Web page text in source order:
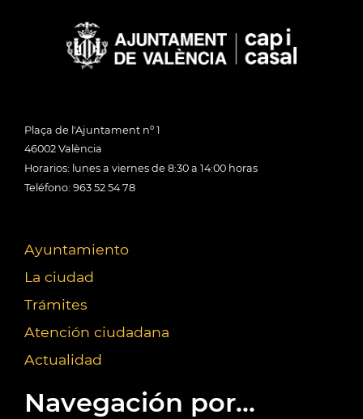
Plaça de l'Ajuntament nº 1
46002 València
Horarios: lunes a viernes de 8:30 a 14:00 horas
Teléfono: 963 52 54 78
Ayuntamiento
La ciudad
Trámites
Atención ciudadana
Actualidad
Navegación por...